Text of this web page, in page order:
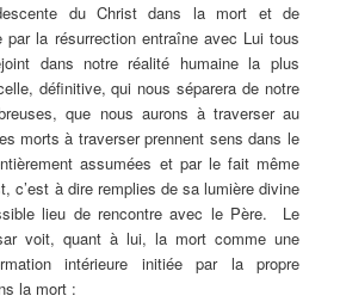
du Christ dans la mort et de
par la résurrection entraîne avec Lui tous
dans notre réalité humaine la plus
définitive, qui nous séparera de notre
que nous aurons à traverser au
morts à traverser prennent sens dans le
assumées et par le fait même
c’est à dire remplies de sa lumière divine
lieu de rencontre avec le Père. Le
voit, quant à lui, la mort comme une
intérieure initiée par la propre
la mort :